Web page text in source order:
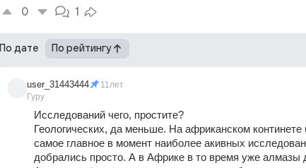
0 1
По дате По рейтингу
user_31443444
Гуру
11лет
Исследований чего, простите?
Геологических, да меньше. На африканском континете
самое главное в момент наиболее акивных
добрались просто. А в Африке в то время уже алмазы